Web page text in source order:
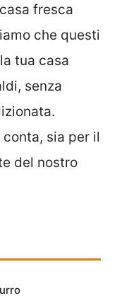
fresca
che questi
tua casa
senza
sia per il
del nostro